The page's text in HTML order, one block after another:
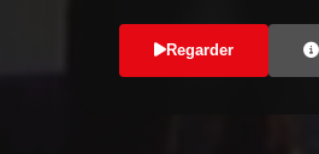
Regarder